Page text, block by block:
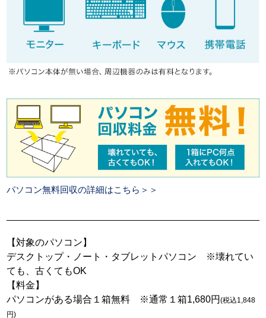
パソコン無料回収の詳細はこちら＞＞
【対象のパソコン】
デスクトップ・ノート・タブレットパソコン ※壊れてい
ても、古くてもOK
【料金】
パソコンがある場合１箱無料 ※通常１箱1,680円(税込1,848
円)